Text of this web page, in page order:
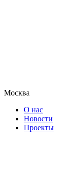
Москва
О нас
Новости
Проекты